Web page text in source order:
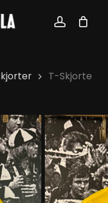
account
T-Skjorte